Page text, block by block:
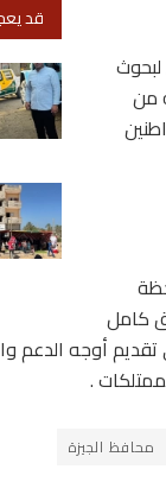
قد
من
كامل
أوجه الدعم
.
محافظ الجيزة